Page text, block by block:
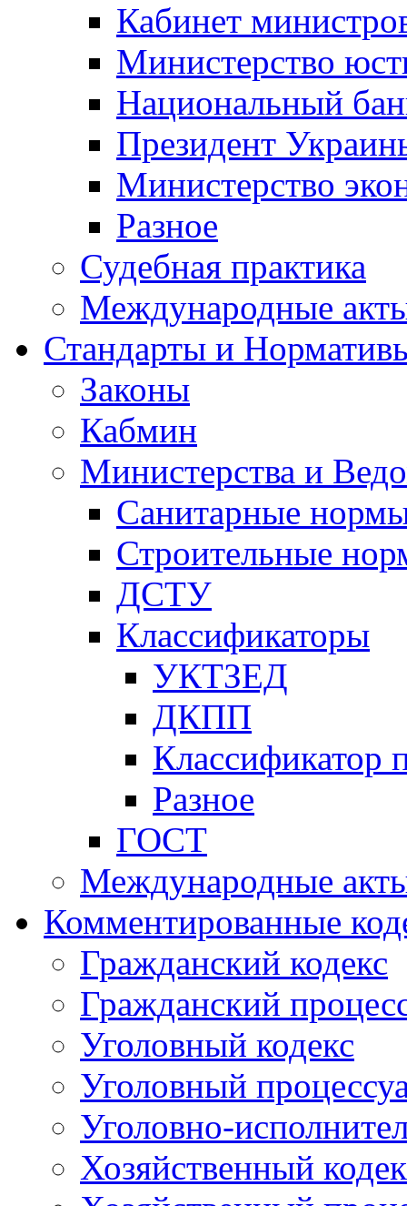
Кабинет
Министерство
Национальный
Президент
Министерство
Разное
Судебная практика
Международные
Стандарты и
Законы
Кабмин
Министерства и
Санитарные
Строительные
ДСТУ
Классификаторы
УКТЗЕД
ДКПП
Классификатор
Разное
ГОСТ
Международные
Комментированные
Гражданский кодекс
Гражданский
Уголовный кодекс
Уголовный
Уголовно-
Хозяйственный